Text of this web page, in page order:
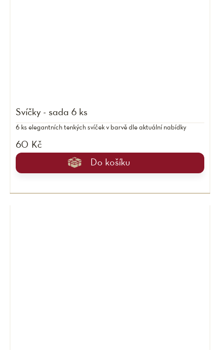
Svíčky - sada 6 ks
60 Kč
Do košíku
6 ks elegantních tenkých svíček v barvě dle aktuální nabídky